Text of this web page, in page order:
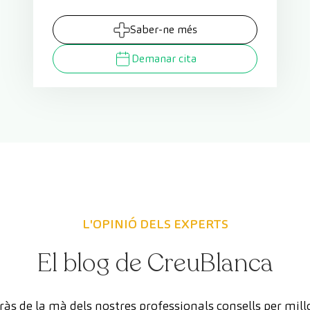
Saber-ne més
Demanar cita
L'OPINIÓ DELS EXPERTS
El blog de CreuBlanca
de la mà dels nostres professionals consells per